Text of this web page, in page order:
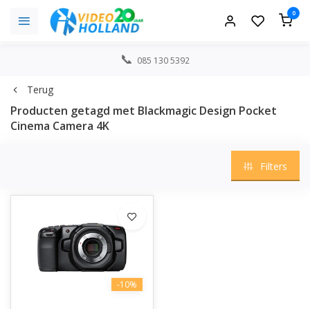
0
085 130 5392
Terug
Producten getagd met Blackmagic Design Pocket
Cinema Camera 4K
Filters
-10%